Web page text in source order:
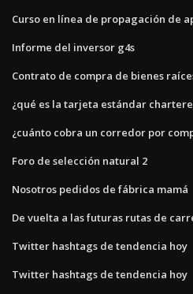
Curso en línea de propagación de
Informe del inversor g4s
Contrato de compra de bienes
¿qué es la tarjeta estándar
¿cuánto cobra un corredor por
Foro de selección natural 2
Nosotros pedidos de fábrica mamá
De vuelta a las futuras rutas de
Twitter hashtags de tendencia hoy
Twitter hashtags de tendencia hoy